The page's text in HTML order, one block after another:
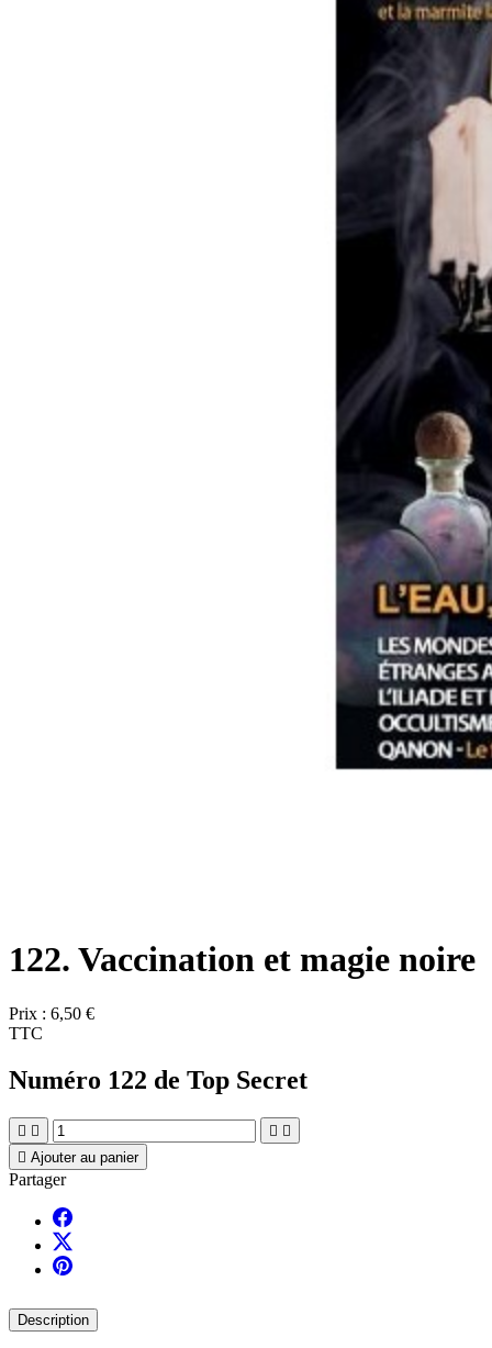
122. Vaccination et magie noire
Prix : 6,50 €
TTC
Numéro 122 de Top Secret
   
 Ajouter au panier
Partager
Description